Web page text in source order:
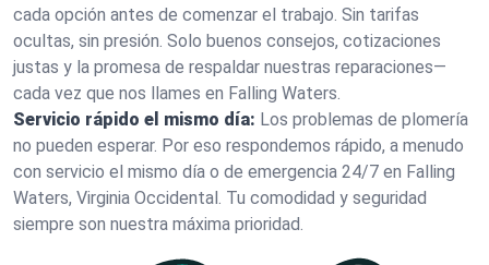
cada opción antes de comenzar el trabajo. Sin tarifas
ocultas, sin presión. Solo buenos consejos, cotizaciones
justas y la promesa de respaldar nuestras reparaciones—
cada vez que nos llames en Falling Waters.
Servicio rápido el mismo día: Los problemas de plomería
no pueden esperar. Por eso respondemos rápido, a menudo
con servicio el mismo día o de emergencia 24/7 en Falling
Waters, Virginia Occidental. Tu comodidad y seguridad
siempre son nuestra máxima prioridad.